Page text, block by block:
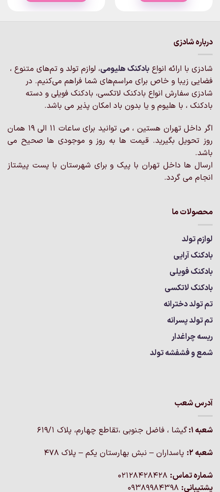
درباره شادزی
شادزی با ارائه انواع بادکنک‌ هلیومی، لوازم تولد و تم‌های متنوع ،
فضایی زیبا و خاص برای مراسم‌های شما فراهم می‌کنیم. در
شادزی سفارش انواع بادکنک لاتکسی، بادکنک فویلی و دسته
بادکنک ، با هلیوم و یا بدون باد امکان پذیر می باشد.
اگر داخل تهران هستین ، می توانید برای ساعات 11 الی 19 همان
روز تحویل بگیرید. قیمت ها به روز و موجودی ها صحیح می
باشد.
ارسال ها داخل تهران با پیک و برای شهرستان با پست پیشتاز
انجام می گردد.
محصولات ما
لوازم تولد
بادکنک آرایی
بادکنک فویلی
بادکنک لاتکسی
تم تولد دخترانه
تم تولد پسرانه
ریسه چراغدار
شمع و فشفشه تولد
آدرس شعب
شعبه 1:
گيشا ، فاضل جنوبی ،تقاطع چهارم، پلاک 619/1
شعبه 2:
پاسداران – نبش بهارستان یکم – پلاک ۴۷۸
شماره تماس:
پشتیبانی: